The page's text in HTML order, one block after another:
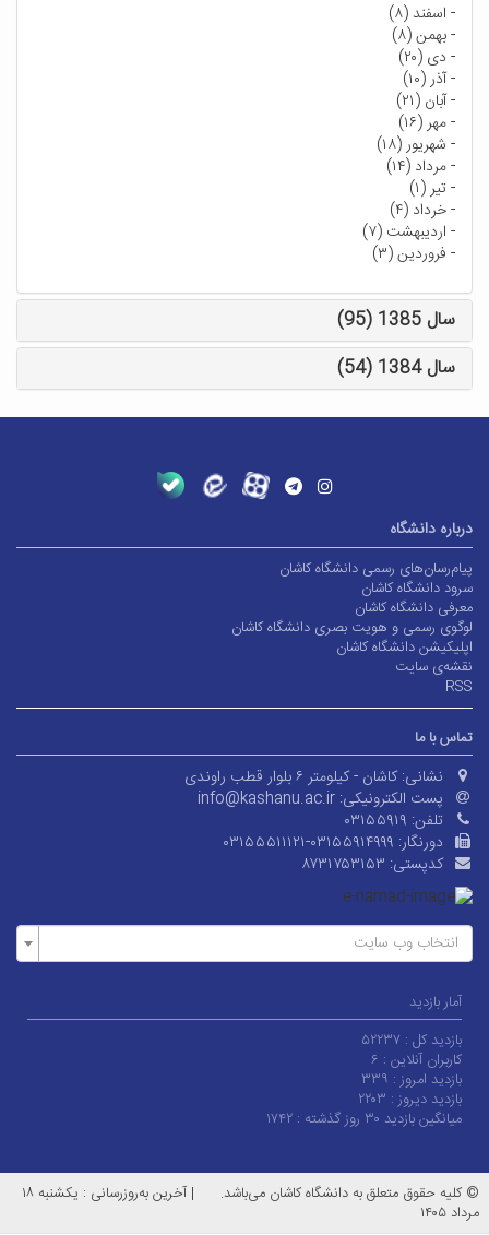
- اسفند (۸)
-بهمن (۸)
- دی (۲۰)
-آذر (۱۰)
-آبان (۲۱)
-مهر (۱۶)
- شهریور (۱۸)
-مرداد (۱۴)
-تیر (۱)
-خرداد (۴)
- اردیبهشت (۷)
- فروردین (۳)
سال 1385 (95)
سال 1384 (54)
درباره دانشگاه
پیام‌رسان‌های رسمی دانشگاه کاشان
سرود دانشگاه کاشان
معرفی دانشگاه کاشان
لوگوی رسمی و هویت بصری دانشگاه کاشان
اپلیکیشن دانشگاه کاشان
نقشه‌ی سایت
RSS
تماس با ما
نشانی: کاشان - کیلومتر ۶ بلوار قطب راوندی
پست الکترونیکی: info@kashanu.ac.ir
تلفن: ۰۳۱۵۵۹۱۹
دورنگار: ۰۳۱۵۵۵۱۱۱۲۱-۰۳۱۵۵۹۱۴۹۹۹
کدپستی: ۸۷۳۱۷۵۳۱۵۳
انتخاب وب سایت
آمار بازدید
بازدید کل : ۵۲۲۳۷
کاربران آنلاین : ۶
بازدید امروز : ۳۳۹
بازدید دیروز : ۲۲۰۳
میانگین بازدید ۳۰ روز گذشته :
۱۷۴۲
© کلیه حقوق متعلق به دانشگاه کاشان می‌باشد. |
آخرین به‌روزرسانی : یکشنبه ۱۸
مرداد ۱۴۰۵